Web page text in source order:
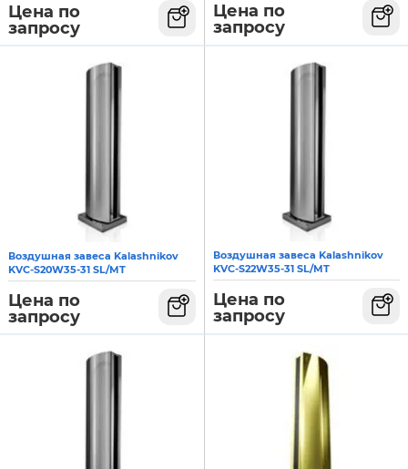
Цена по
запросу
Цена по
запросу
Воздушная завеса Kalashnikov
KVC-S20W35-31 SL/MT
Цена по
запросу
Воздушная завеса Kalashnikov
KVC-S22W35-31 SL/MT
Цена по
запросу